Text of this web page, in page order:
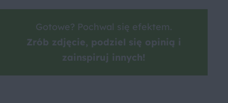
Gotowe? Pochwal się efektem.
Zrób zdjęcie, podziel się opinią i
zainspiruj innych!